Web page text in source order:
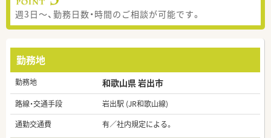
週3日～、勤務日数・時間のご相談が可能です。
勤務地
勤務地 和歌山県 岩出市
路線・交通手段
岩出駅 (JR和歌山線)
通勤交通費
有／社内規定による。